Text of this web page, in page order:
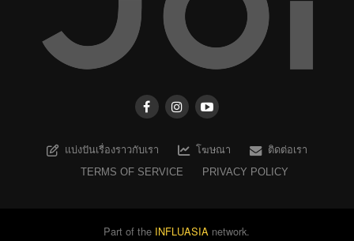
แบ่งปันเรื่องราวกับเรา โฆษณา
ติดต่อเรา
TERMS OF SERVICE
PRIVACY POLICY
Part of the INFLUASIA network.